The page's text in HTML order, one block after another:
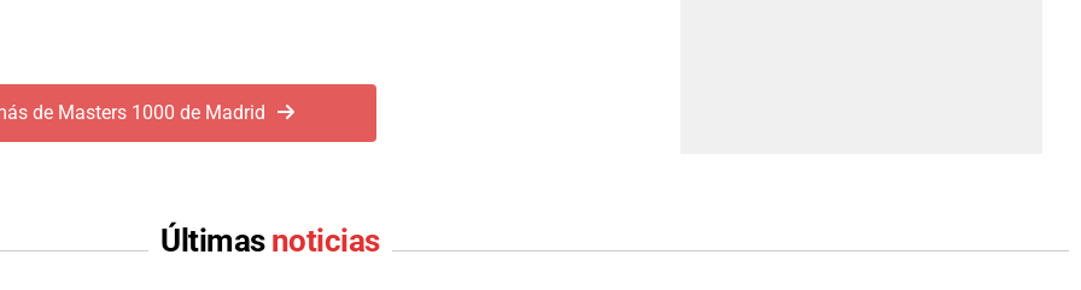
de Masters 1000 de Madrid
Últimas noticias